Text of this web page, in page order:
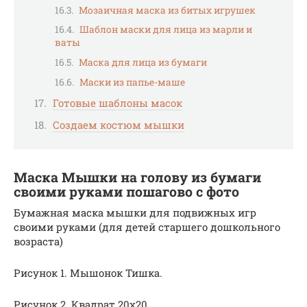
Мозаичная маска из битых игрушек
Шаблон маски для лица из марли и
ваты
Маска для лица из бумаги
Маски из папье-маше
Готовые шаблоны масок
Создаем костюм мышки
Маска Мышки на голову из бумаги
своими руками пошагово с фото
Бумажная маска мышки для подвижных игр
своими руками (для детей старшего дошкольного
возраста)
Рисунок 1. Мышонок Тишка.
Рисунок 2. Квадрат 20х20